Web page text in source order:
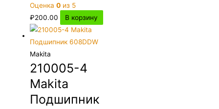
Оценка0 из 5
₽200.00 В корзину
Makita
210005-4
Makita
Подшипник